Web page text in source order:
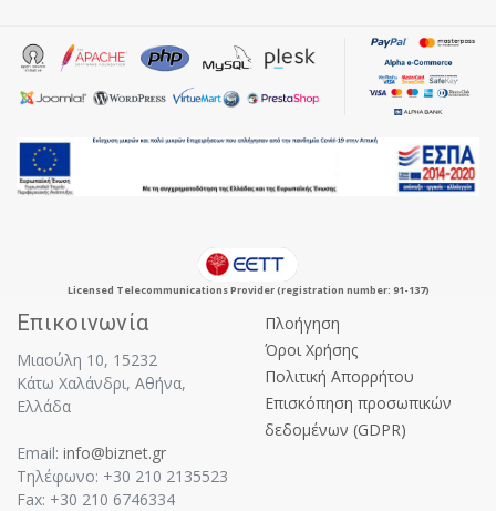
Licensed Telecommunications Provider (registration number: 91-137)
Επικοινωνία
Μιαούλη 10, 15232
Κάτω Χαλάνδρι, Αθήνα,
Ελλάδα
Email: info@biznet.gr
Τηλέφωνο: +30 210 2135523
Fax: +30 210 6746334
Πλοήγηση
Όροι Χρήσης
Πολιτική Απορρήτου
Επισκόπηση προσωπικών
δεδομένων (GDPR)